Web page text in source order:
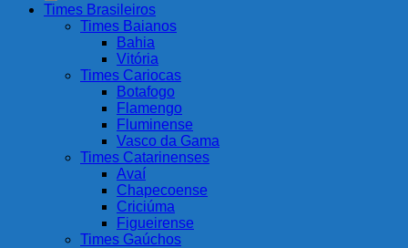
Times Brasileiros
Times Baianos
Bahia
Vitória
Times Cariocas
Botafogo
Flamengo
Fluminense
Vasco da Gama
Times Catarinenses
Avaí
Chapecoense
Criciúma
Figueirense
Times Gaúchos